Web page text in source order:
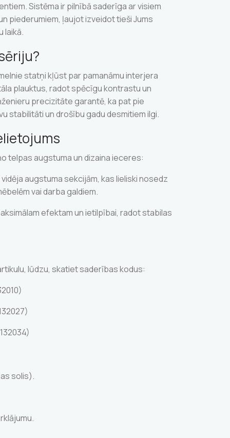
Sistēma ir pilnībā saderīga ar visiem
piederumiem, ļaujot izveidot tieši Jums
laikā.
statņi kļūst par pamanāmu interjera
plauktus, radot spēcīgu kontrastu un
precizitāte garantē, ka pat pie
stabilitāti un drošību gadu desmitiem ilgi.
telpas augstuma un dizaina ieceres:
augstuma sekcijām, kas lieliski nosedz
vai darba galdiem.
efektam un ietilpībai, radot stabilas
lūdzu, skatiet saderības kodus:
solis).